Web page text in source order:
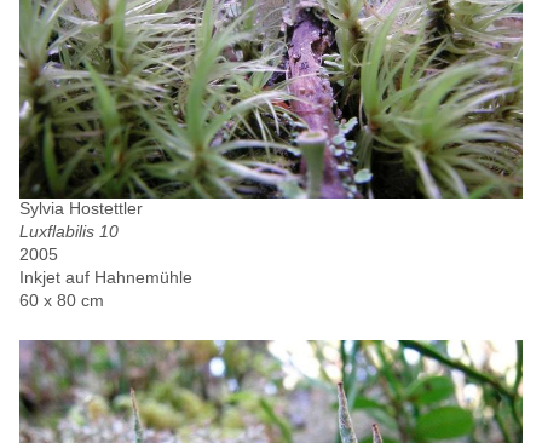
Sylvia Hostettler
Luxflabilis 10
2005
Inkjet auf Hahnemühle
60 x 80 cm